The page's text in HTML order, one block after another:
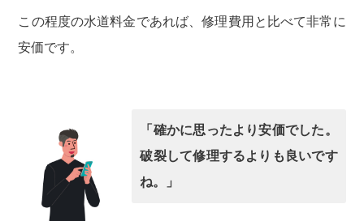
この程度の水道料金であれば、修理費用と比べて非常に
安価です。
「確かに思ったより安価でした。
破裂して修理するよりも良いです
ね。」